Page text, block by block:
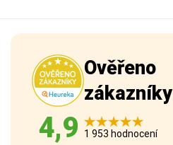
Ověřeno
zákazníky
4,9 1 953 hodnocení